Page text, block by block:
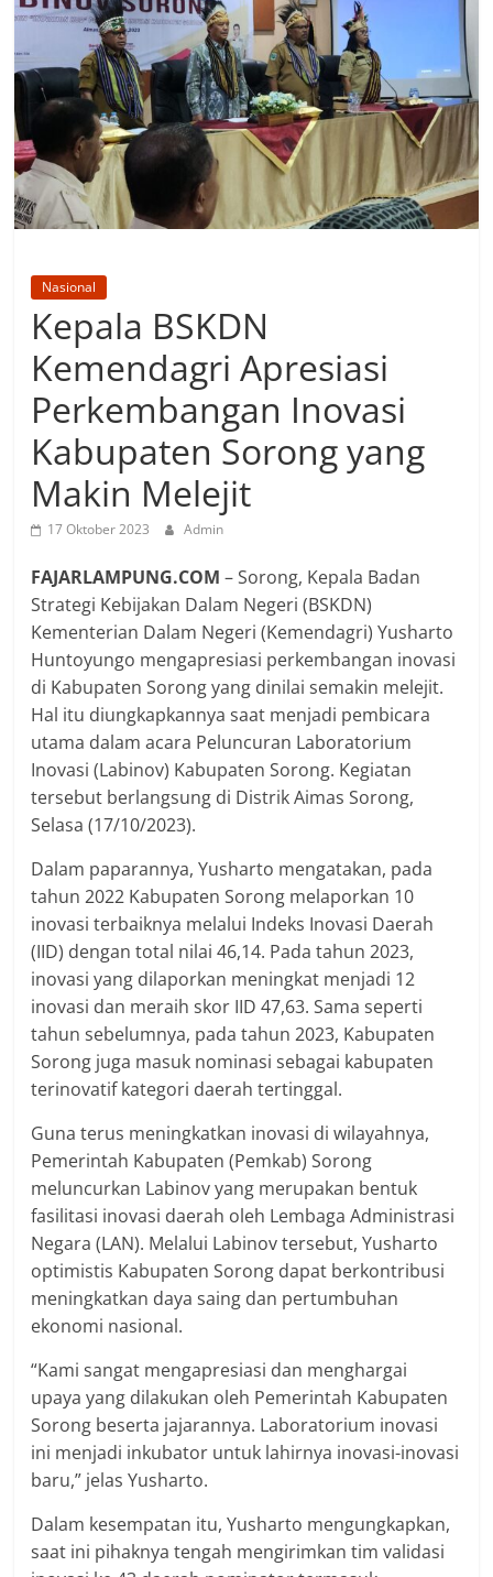
Nasional
Kepala BSKDN
Kemendagri Apresiasi
Perkembangan Inovasi
Kabupaten Sorong yang
Makin Melejit
17 Oktober 2023 Admin
FAJARLAMPUNG.COM– Sorong, Kepala Badan
Strategi Kebijakan Dalam Negeri (BSKDN)
Kementerian Dalam Negeri (Kemendagri) Yusharto
Huntoyungo mengapresiasi perkembangan inovasi
di Kabupaten Sorong yang dinilai semakin melejit.
Hal itu diungkapkannya saat menjadi pembicara
utama dalam acara Peluncuran Laboratorium
Inovasi (Labinov) Kabupaten Sorong. Kegiatan
tersebut berlangsung di Distrik Aimas Sorong,
Selasa (17/10/2023).
Dalam paparannya, Yusharto mengatakan, pada
tahun 2022 Kabupaten Sorong melaporkan 10
inovasi terbaiknya melalui Indeks Inovasi Daerah
(IID) dengan total nilai 46,14. Pada tahun 2023,
inovasi yang dilaporkan meningkat menjadi 12
inovasi dan meraih skor IID 47,63. Sama seperti
tahun sebelumnya, pada tahun 2023, Kabupaten
Sorong juga masuk nominasi sebagai kabupaten
terinovatif kategori daerah tertinggal.
Guna terus meningkatkan inovasi di wilayahnya,
Pemerintah Kabupaten (Pemkab) Sorong
meluncurkan Labinov yang merupakan bentuk
fasilitasi inovasi daerah oleh Lembaga Administrasi
Negara (LAN). Melalui Labinov tersebut, Yusharto
optimistis Kabupaten Sorong dapat berkontribusi
meningkatkan daya saing dan pertumbuhan
ekonomi nasional.
“Kami sangat mengapresiasi dan menghargai
upaya yang dilakukan oleh Pemerintah Kabupaten
Sorong beserta jajarannya. Laboratorium inovasi
ini menjadi inkubator untuk lahirnya inovasi-inovasi
baru,” jelas Yusharto.
Dalam kesempatan itu, Yusharto mengungkapkan,
saat ini pihaknya tengah mengirimkan tim validasi